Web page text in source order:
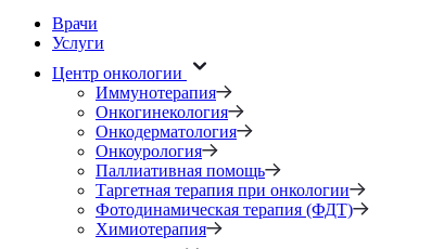
Врачи
Услуги
Центр онкологии
Иммунотерапия
Онкогинекология
Онкодерматология
Онкоурология
Паллиативная помощь
Таргетная терапия при онкологии
Фотодинамическая терапия (ФДТ)
Химиотерапия